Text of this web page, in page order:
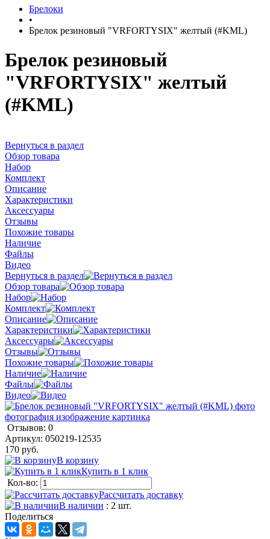
Брелоки
•
Брелок резиновый "VRFORTYSIX" желтый (#KML)
Брелок резиновый
"VRFORTYSIX" желтый
(#KML)
Вернуться в раздел
Обзор товара
Набор
Комплект
Описание
Характеристики
Аксессуары
Отзывы
Похожие товары
Наличие
Файлы
Видео
Вернуться в раздел
Обзор товара
Набор
Комплект
Описание
Характеристики
Аксессуары
Отзывы
Похожие товары
Наличие
Файлы
Видео
Отзывов: 0
Артикул: 050219-12535
170 руб.
В корзину
Купить в 1 клик
Кол-во:
Рассчитать доставку
В наличии : 2 шт.
Поделиться